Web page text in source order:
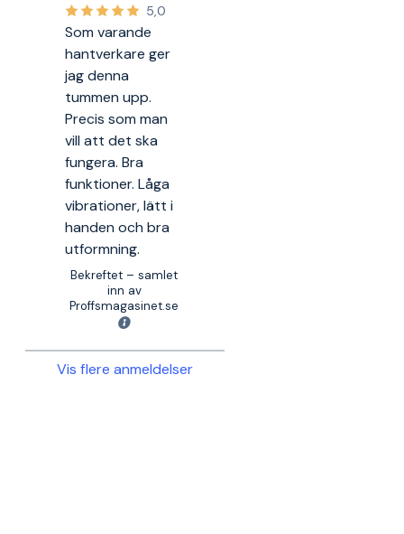
5,0
Som varande
hantverkare ger
jag denna
tummen upp.
Precis som man
vill att det ska
fungera. Bra
funktioner. Låga
vibrationer, lätt i
handen och bra
utformning.
Bekreftet – samlet
inn av
Proffsmagasinet.se
Vis flere anmeldelser